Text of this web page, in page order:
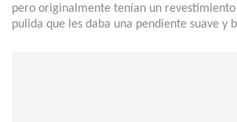
pero originalmente tenían un
pulida que les daba una pendiente suave y